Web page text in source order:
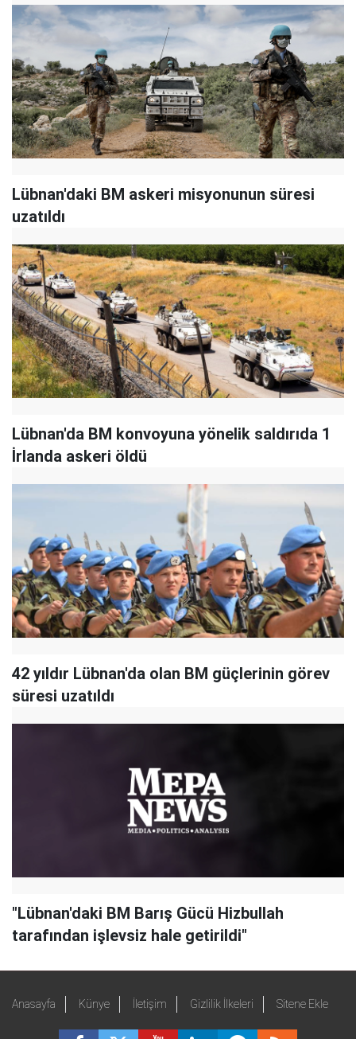
Lübnan'daki BM askeri misyonunun süresi
uzatıldı
Lübnan'da BM konvoyuna yönelik saldırıda 1
İrlanda askeri öldü
42 yıldır Lübnan'da olan BM güçlerinin görev
süresi uzatıldı
"Lübnan'daki BM Barış Gücü Hizbullah
tarafından işlevsiz hale getirildi"
Anasayfa Künye İletişim Gizlilik İlkeleri Sitene Ekle